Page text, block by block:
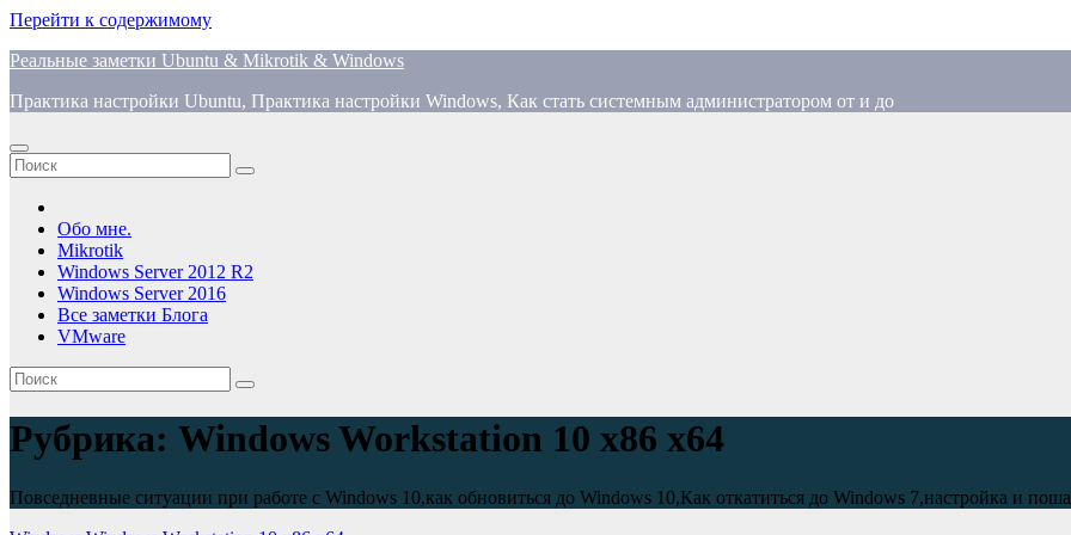
Перейти к содержимому
Реальные заметки Ubuntu & Mikrotik & Windows
Практика настройки Ubuntu, Практика настройки Windows, Как стать системным администратором от и до
Обо мне.
Mikrotik
Windows Server 2012 R2
Windows Server 2016
Все заметки Блога
VMware
Рубрика: Windows Workstation 10 x86 x64
Повседневные ситуации при работе с Windows 10,как обновиться до Windows 10,Как откатиться до Windows 7,настройка и